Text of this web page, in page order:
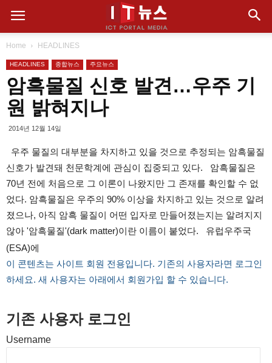
Home HEADLINES
HEADLINES 종합뉴스 주요뉴스
암흑물질 신호 발견…우주 기
원 밝혀지나
2014년 12월 14일
우주 물질의 대부분을 차지하고 있을 것으로 추정되는 암흑물질
신호가 발견돼 천문학계에 관심이 집중되고 있다. 암흑물질은
70년 전에 처음으로 그 이론이 나왔지만 그 존재를 확인할 수 없
었다. 암흑물질은 우주의 90% 이상을 차지하고 있는 것으로 알려
졌으나, 아직 암흑 물질이 어떤 입자로 만들어졌는지는 알려지지
않아 '암흑물질'(dark matter)이란 이름이 붙었다. 유럽우주국
(ESA)에
이 콘텐츠는 사이트 회원 전용입니다. 기존의 사용자라면 로그인
하세요. 새 사용자는 아래에서 회원가입 할 수 있습니다.
기존 사용자 로그인
Username